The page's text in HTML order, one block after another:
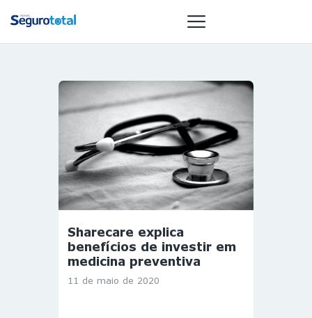
NOTÍCIAS
REVISTA
ESPECIAIS
GAIVOTA DE
OURO
ST SUMMIT
GESTORAS
HOMEST
HOME
Sharecare explica
benefícios de investir em
medicina preventiva
11 de maio de 2020